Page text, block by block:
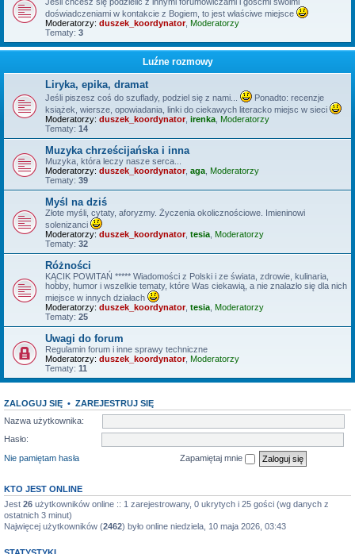
doświadczeniami w kontakcie z Bogiem, to jest właściwe miejsce
Moderatorzy: duszek_koordynator, Moderatorzy
Tematy: 3
Luźne rozmowy
Liryka, epika, dramat
Jeśli piszesz coś do szuflady, podziel się z nami...
Ponadto: recenzje
książek, wiersze, opowiadania, linki do ciekawych literacko miejsc w sieci
Moderatorzy: duszek_koordynator, irenka Moderatorzy
Tematy: 14
Muzyka chrześcijańska i inna
Muzyka, która leczy nasze serca...
Moderatorzy: duszek_koordynator, aga Moderatorzy
Tematy: 39
Myśl na dziś
Złote myśli, cytaty, aforyzmy. Życzenia okolicznościowe. Imieninowi
solenizanci
Moderatorzy: duszek_koordynator, tesia Moderatorzy
Tematy: 32
Różności
KĄCIK POWITAŃ ***** Wiadomości z Polski i ze świata, zdrowie, kulinaria,
hobby, humor i wszelkie tematy, które Was ciekawią, a nie znalazło się dla nich
miejsce w innych działach
Moderatorzy: duszek_koordynator, tesia Moderatorzy
Tematy: 25
Uwagi do forum
Regulamin forum i inne sprawy techniczne
Moderatorzy: duszek_koordynator, Moderatorzy
Tematy: 11
ZALOGUJ SIĘ • ZAREJESTRUJ SIĘ
Nazwa użytkownika:
Hasło:
Nie pamiętam hasła
Zapamiętaj mnie
KTO JEST ONLINE
Jest 26 użytkowników online :: 1 zarejestrowany, 0 ukrytych i 25 gości (wg danych z
ostatnich 3 minut)
Najwięcej użytkowników (2462) było online niedziela, 10 maja 2026, 03:43
STATYSTYKI